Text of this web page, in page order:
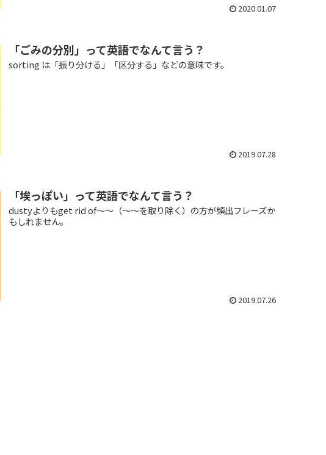
2020.01.07
「ごみの分別」って英語でなんて言う？
sorting は「振り分ける」「区分する」などの意味です。
2019.07.28
「埃っぽい」って英語でなんて言う？
dustyよりもget rid of〜〜（〜〜を取り除く）の方が頻出フレーズか
もしれません。
2019.07.26